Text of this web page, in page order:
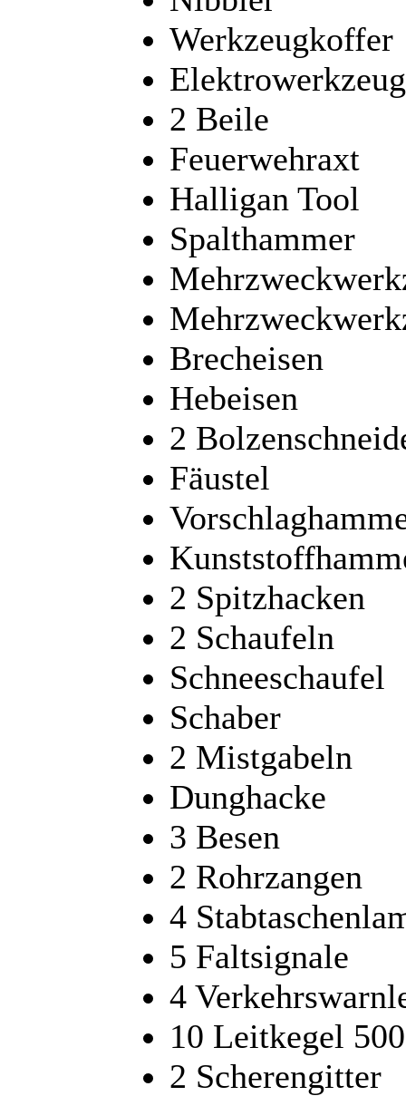
Werkzeugkoffer
2 Beile
Feuerwehraxt
Halligan Tool
Spalthammer
Brecheisen
Hebeisen
2
Fäustel
2 Spitzhacken
2 Schaufeln
Schneeschaufel
Schaber
2 Mistgabeln
Dunghacke
3 Besen
2 Rohrzangen
4
5 Faltsignale
4
10 Leitkegel
2 Scherengitter